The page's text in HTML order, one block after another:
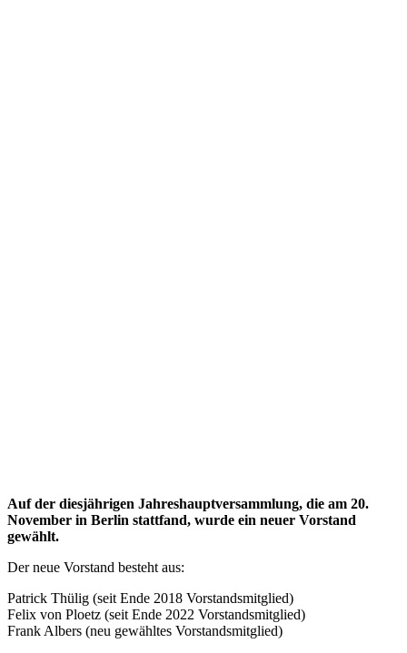
Auf der diesjährigen Jahreshauptversammlung, die am 20.
November in Berlin stattfand, wurde ein neuer Vorstand
gewählt.
Der neue Vorstand besteht aus:
Patrick Thülig (seit Ende 2018 Vorstandsmitglied)
Felix von Ploetz (seit Ende 2022 Vorstandsmitglied)
Frank Albers (neu gewähltes Vorstandsmitglied)